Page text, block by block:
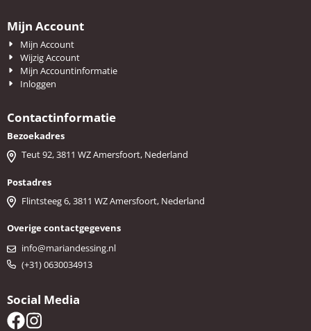
Mijn Account
Mijn Account
Wijzig Account
Mijn Accountinformatie
Inloggen
Contactinformatie
Bezoekadres
Teut 92, 3811 WZ Amersfoort, Nederland
Postadres
Flintsteeg 6, 3811 WZ Amersfoort, Nederland
Overige contactgegevens
info@mariandessing.nl
(+31) 0630034913
Social Media